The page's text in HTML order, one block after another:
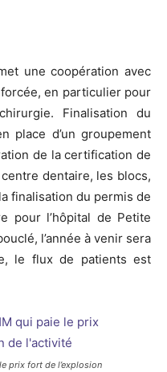
une coopération avec
en particulier pour
Finalisation du
place d’un groupement
de la certification de
dentaire, les blocs,
finalisation du permis de
pour l’hôpital de Petite
l’année à venir sera
le flux de patients est
prix fort de l’explosion